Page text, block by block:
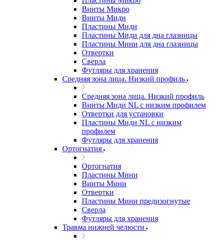
Винты Микро
Винты Миди
Пластины Миди
Пластины Миди для дна глазницы
Пластины Мини для дна глазницы
Отвертки
Сверла
Футляры для хранения
Средняя зона лица. Низкий профиль
Средняя зона лица. Низкий профиль
Винты Миди NL с низким профилем
Отвертки для установки
Пластины Миди NL с низким
профилем
Футляры для хранения
Ортогнатия
Ортогнатия
Пластины Мини
Винты Мини
Отвертки
Пластины Мини предизогнутые
Сверла
Футляры для хранения
Травма нижней челюсти